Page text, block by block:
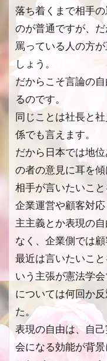
落ち着くまで相手
のが普通ですが、
罵っている人の方
しょう。
だからこそ言論の
るのです。
同じことは社長と
係でも言えます。
だから日本では地
の者の意見に耳を傾
相手が言いたいこと
企業運営や顧客対
主主義とか表現の
なく、企業側では顧
最近は言いたいこ
いう主張が憲法学
については何回か
た。
表現の自由は、自
会になる効能が背